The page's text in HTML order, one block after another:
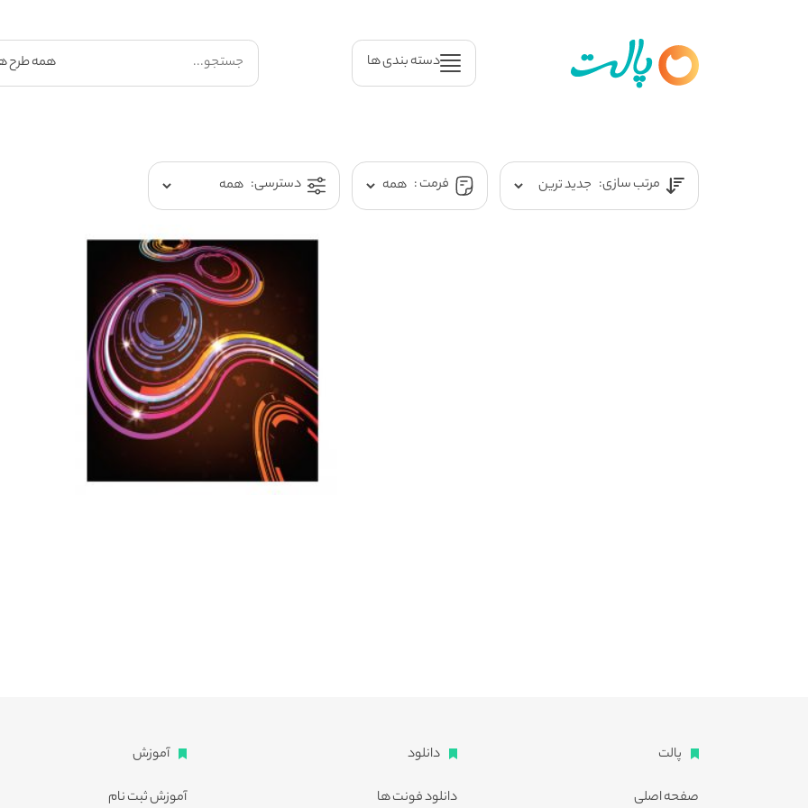
دسته بندی ها
مرتب سازی: فرمت : دسترسی:
پالت
صفحه اصلی
دانلود
دانلود فونت ها
آموزش
آموزش ثبت نام